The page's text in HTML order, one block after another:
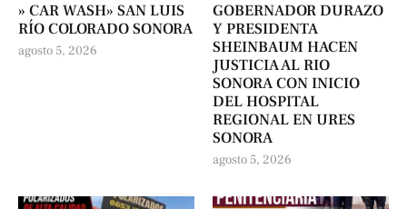
» CAR WASH» SAN LUIS
RÍO COLORADO SONORA
agosto 5, 2026
GOBERNADOR DURAZO
Y PRESIDENTA
SHEINBAUM HACEN
JUSTICIA AL RIO
SONORA CON INICIO
DEL HOSPITAL
REGIONAL EN URES
SONORA
agosto 5, 2026